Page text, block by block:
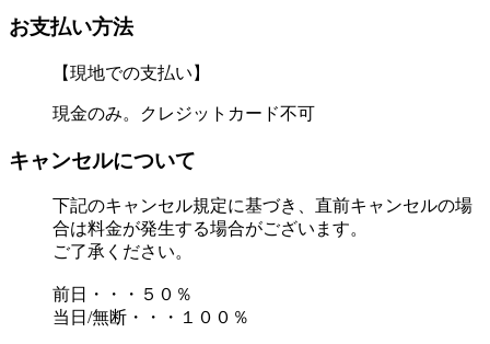
お支払い方法
【現地での支払い】
現金のみ。クレジットカード不可
キャンセルについて
下記のキャンセル規定に基づき、直前キャンセルの場
合は料金が発生する場合がございます。
ご了承ください。
前日・・・５０％
当日/無断・・・１００％